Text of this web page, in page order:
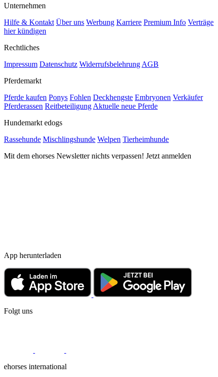
Unternehmen
Hilfe & Kontakt Über uns Werbung Karriere Premium Info Verträge
hier kündigen
Rechtliches
Impressum Datenschutz Widerrufsbelehrung AGB
Pferdemarkt
Pferde kaufen Ponys Fohlen Deckhengste Embryonen Verkäufer
Pferderassen Reitbeteiligung Aktuelle neue Pferde
Hundemarkt edogs
Rassehunde Mischlingshunde Welpen Tierheimhunde
Mit dem ehorses Newsletter nichts verpassen! Jetzt anmelden
App herunterladen
Folgt uns
ehorses international